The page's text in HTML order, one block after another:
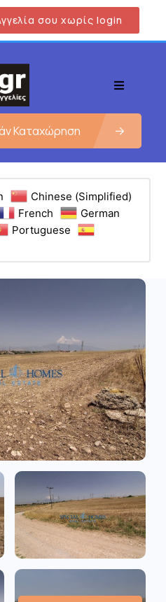
σου χωρίς login
Καταχώρηση
Chinese (Simplified)
French
German
Portuguese